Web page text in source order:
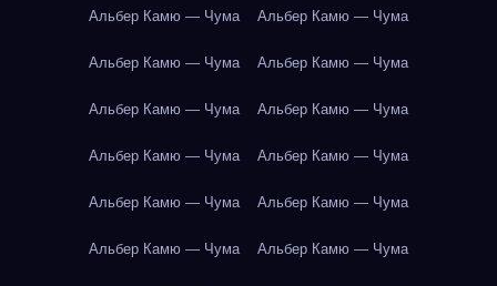
Альбер Камю — Чума Альбер Камю — Чума
Альбер Камю — Чума Альбер Камю — Чума
Альбер Камю — Чума Альбер Камю — Чума
Альбер Камю — Чума Альбер Камю — Чума
Альбер Камю — Чума Альбер Камю — Чума
Альбер Камю — Чума Альбер Камю — Чума